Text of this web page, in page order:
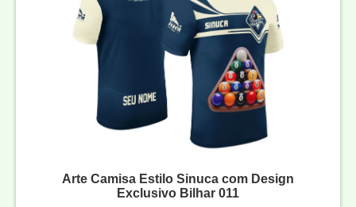
Arte Camisa Estilo Sinuca com Design
Exclusivo Bilhar 011